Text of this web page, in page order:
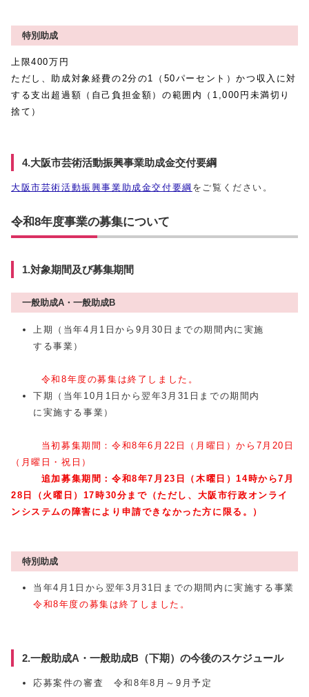
特別助成
上限400万円
ただし、助成対象経費の2分の1（50パーセント）かつ収入に対
する支出超過額（自己負担金額）の範囲内（1,000円未満切り
捨て）
4.大阪市芸術活動振興事業助成金交付要綱
大阪市芸術活動振興事業助成金交付要綱 をご覧ください。
令和8年度事業の募集について
1.対象期間及び募集期間
一般助成A・一般助成B
上期（当年4月1日から9月30日までの期間内に実施
する事業）
令和8年度の募集は終了しました。
下期（当年10月1日から翌年3月31日までの期間内
に実施する事業）
当初募集期間：令和8年6月22日（月曜日）から7月20日
（月曜日・祝日）
追加募集期間：令和8年7月23日（木曜日）14時から7月
28日（火曜日）17時30分まで（ただし、大阪市行政オンライ
ンシステムの障害により申請できなかった方に限る。）
特別助成
当年4月1日から翌年3月31日までの期間内に実施する事業
令和8年度の募集は終了しました。
2.一般助成A・一般助成B（下期）の今後のスケジュール
応募案件の審査 令和8年8月～9月予定